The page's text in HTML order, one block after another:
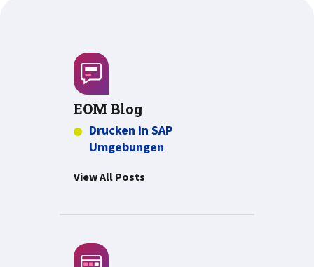
EOM Blog
Drucken in SAP
Umgebungen
View All Posts